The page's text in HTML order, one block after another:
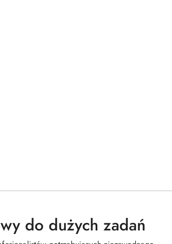
do dużych zadań